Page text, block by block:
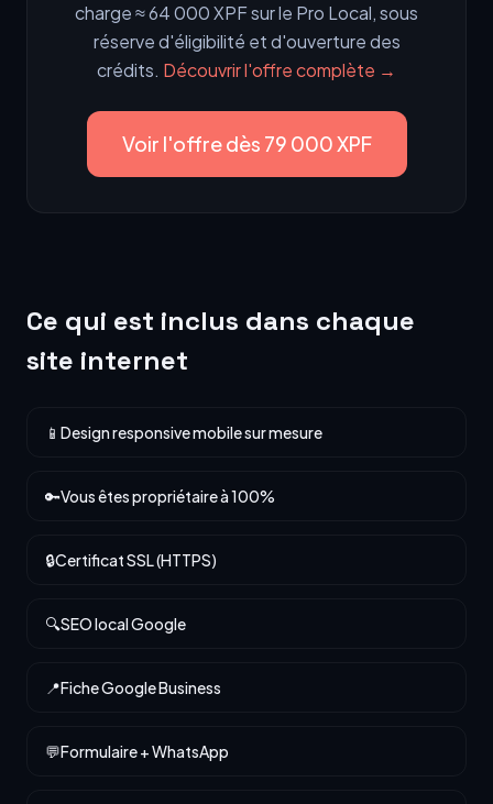
charge ≈ 64 000 XPF sur le Pro Local, sous
réserve d'éligibilité et d'ouverture des
crédits. Découvrir l'offre complète →
Voir l'offre dès 79 000 XPF
Ce qui est inclus dans chaque
site internet
📱 Design responsive mobile sur mesure
🔑Vous êtes propriétaire à 100%
🔒Certificat SSL (HTTPS)
🔍SEO local Google
📍Fiche Google Business
💬Formulaire + WhatsApp